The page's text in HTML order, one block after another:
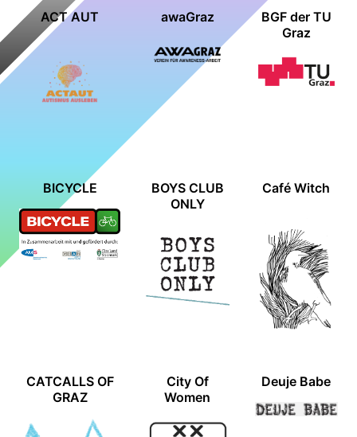
ACT AUT awaGraz
BGF der TU
Graz
BICYCLE
BOYS CLUB
ONLY
Café Witch
CATCALLS OF
GRAZ
City Of
Women
Deuje Babe